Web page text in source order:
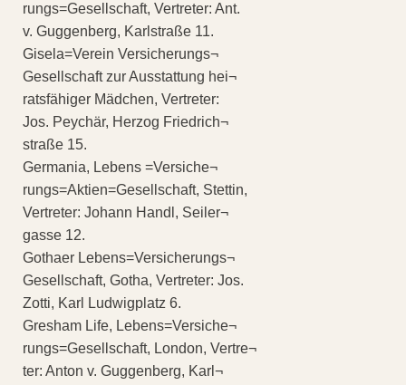
rungs=Gesellschaft, Vertreter: Ant.
v. Guggenberg, Karlstraße 11.
Gisela=Verein Versicherungs¬
Gesellschaft zur Ausstattung hei¬
ratsfähiger Mädchen, Vertreter:
Jos. Peychär, Herzog Friedrich¬
straße 15.
Germania, Lebens =Versiche¬
rungs=Aktien=Gesellschaft, Stettin,
Vertreter: Johann Handl, Seiler¬
gasse 12.
Gothaer Lebens=Versicherungs¬
Gesellschaft, Gotha, Vertreter: Jos.
Zotti, Karl Ludwigplatz 6.
Gresham Life, Lebens=Versiche¬
rungs=Gesellschaft, London, Vertre¬
ter: Anton v. Guggenberg, Karl¬